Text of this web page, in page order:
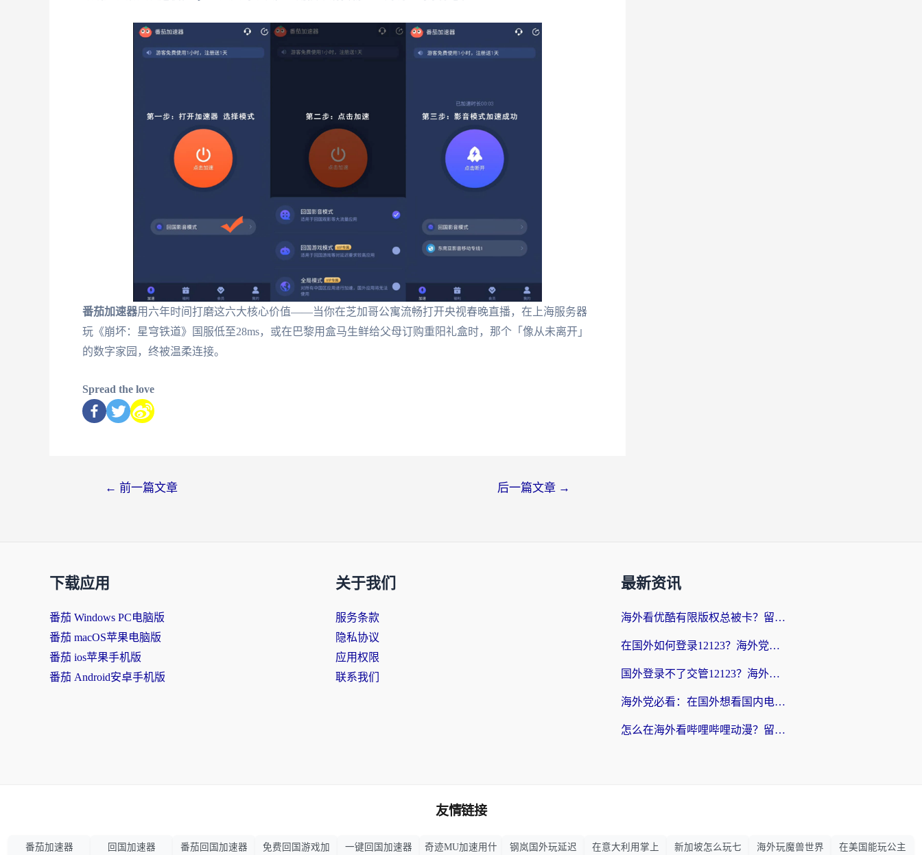
番茄加速器用六年时间打磨这六大核心价值——当你在芝加哥公寓流畅打开央视春晚直播，在上海服务器
玩《崩坏：星穹铁道》国服低至28ms，或在巴黎用盒马生鲜给父母订购重阳礼盒时，那个「像从未离开」
的数字家园，终被温柔连接。
Spread the love
← 前一篇文章 后一篇文章 →
下载应用
番茄 Windows PC电脑版
番茄 macOS苹果电脑版
番茄 ios苹果手机版
番茄 Android安卓手机版
关于我们
服务条款
隐私协议
应用权限
联系我们
最新资讯
海外看优酷有限版权总被卡？留学生亲测有效的回国加速器选择指南
在国外如何登录12123？海外党必备的回国加速实用指南
国外登录不了交管12123？海外华人亲测有效的回国加速器选择指南
海外党必看：在国外想看国内电视剧用什么软件？3步解决地域限制
怎么在海外看哔哩哔哩动漫？留学生亲测有效的回国加速方案
友情链接
番茄加速器 回国加速器 番茄回国加速器 免费回国游戏加 一键回国加速器 奇迹MU加速用什 钢岚国外玩延迟 在意大利用掌上 新加坡怎么玩七 海外玩魔兽世界 在美国能玩公主